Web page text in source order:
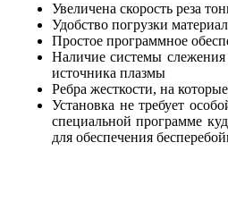
Увеличена скорость реза
Удобство погрузки
Простое программное
Наличие системы
источника плазмы
Ребра жесткости, на
Установка не требует
специальной программе
для обеспечения